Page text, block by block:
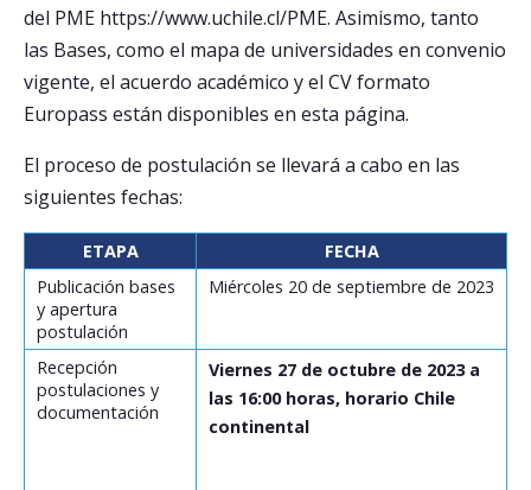
del PME https://www.uchile.cl/PME. Asimismo, tanto
las Bases, como el mapa de universidades en convenio
vigente, el acuerdo académico y el CV formato
Europass están disponibles en esta página.
El proceso de postulación se llevará a cabo en las
siguientes fechas:
ETAPA
FECHA
Publicación bases
y apertura
postulación
Miércoles 20 de septiembre de 2023
Recepción
postulaciones y
documentación
Viernes 27 de octubre de 2023 a
las 16:00 horas, horario Chile
continental